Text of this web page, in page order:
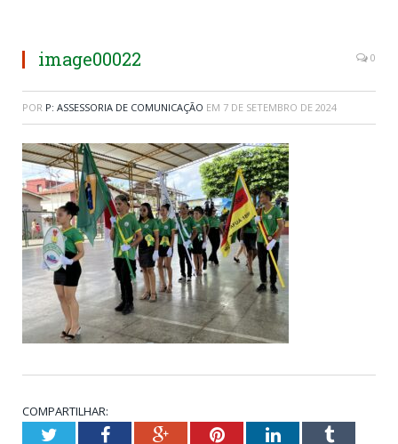
image00022 0
POR P: ASSESSORIA DE COMUNICAÇÃO EM 7 DE SETEMBRO DE 2024
COMPARTILHAR:
TwitterFacebookGoogle+PinterestLinkedInTumblr